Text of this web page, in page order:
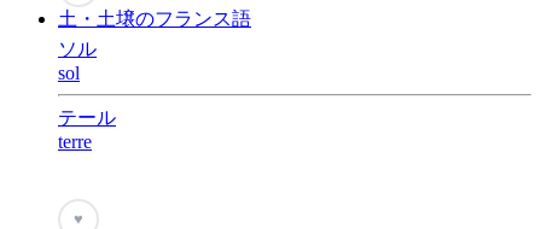
土・土壌のフランス語
ソル
sol
テール
terre
♥